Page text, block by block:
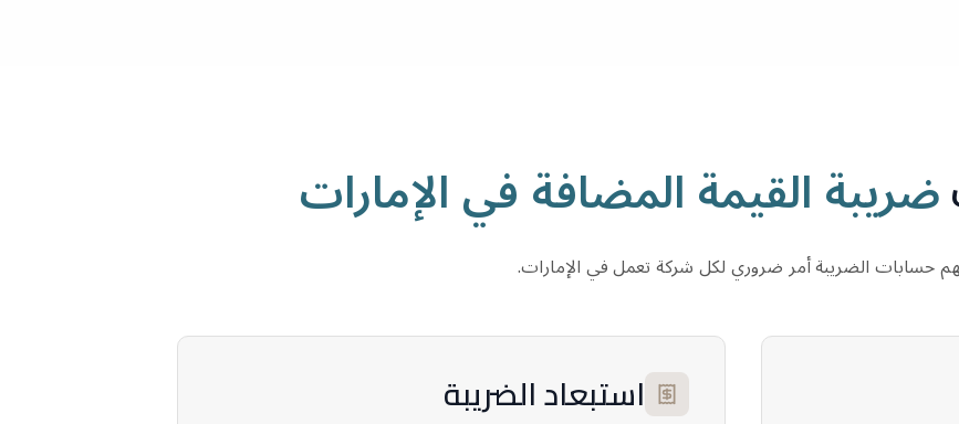
ضريبة القيمة المضافة في الإمارات
حسابات الضريبة أمر ضروري لكل شركة تعمل في الإمارات.
استبعاد الضريبة